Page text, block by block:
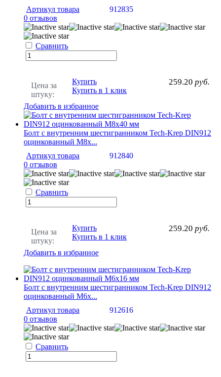
Артикул товара
912835
0 отзывов
Сравнить
Цена за
штуку:
259.20 руб.
Купить
Купить в 1 клик
Добавить в избранное
Болт с внутренним шестигранником Tech-Krep DIN912
оцинкованный М8х...
Артикул товара
912840
0 отзывов
Сравнить
Цена за
штуку:
259.20 руб.
Купить
Купить в 1 клик
Добавить в избранное
Болт с внутренним шестигранником Tech-Krep DIN912
оцинкованный М6х...
Артикул товара
912616
0 отзывов
Сравнить